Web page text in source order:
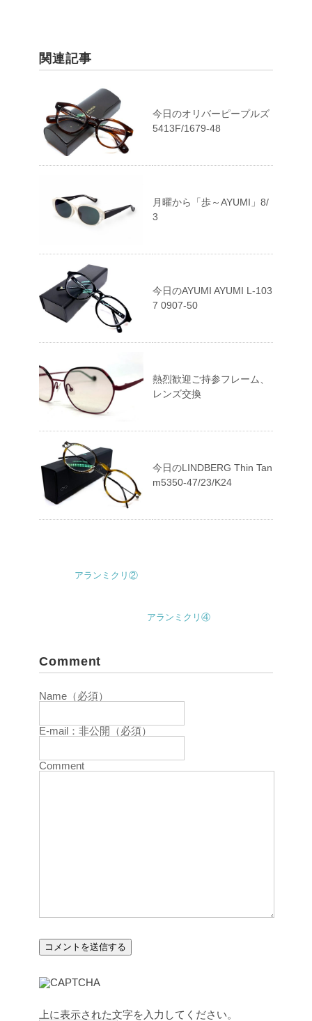
関連記事
今日のオリバーピープルズ
5413F/1679-48
月曜から「歩～AYUMI」8/
3
今日のAYUMI AYUMI L-103
7 0907-50
熱烈歓迎ご持参フレーム、
レンズ交換
今日のLINDBERG Thin Tan
m5350-47/23/K24
アランミクリ②
アランミクリ④
Comment
Name（必須）
E-mail：非公開（必須）
Comment
上に表示された文字を入力してください。